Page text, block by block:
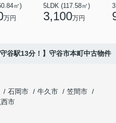
㎡)
万円
5LDK (117.58㎡)
3,100万円
守谷駅13分！】守谷市本町中古物件
石岡市 牛久市
笠間市
市